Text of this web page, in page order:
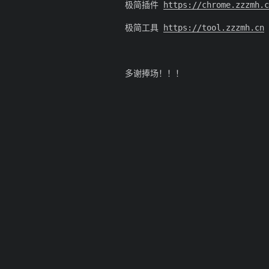
极简插件 https://
极简工具 https://tool.zzzmh.cn
多谢捧场！！！